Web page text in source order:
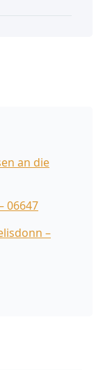
an die
06647
–